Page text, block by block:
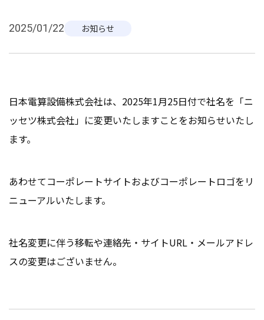
2025/01/22 お知らせ
日本電算設備株式会社は、2025年1月25日付で社名を「ニ
ッセツ株式会社」に変更いたしますことをお知らせいたし
ます。
あわせてコーポレートサイトおよびコーポレートロゴをリ
ニューアルいたします。
社名変更に伴う移転や連絡先・サイトURL・メールアドレ
スの変更はございません。